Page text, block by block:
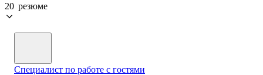
20 резюме
Специалист по работе с гостями